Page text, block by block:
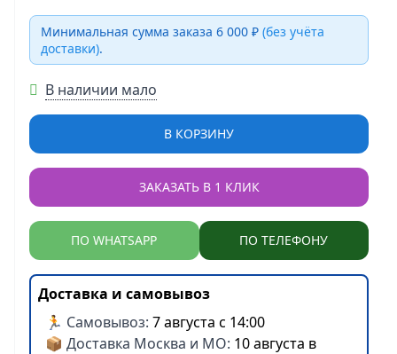
Минимальная сумма заказа 6 000 ₽ (без учёта
доставки).
В наличии мало
В КОРЗИНУ
ЗАКАЗАТЬ В 1 КЛИК
ПО WHATSAPP ПО ТЕЛЕФОНУ
Доставка и самовывоз
🏃 Самовывоз: 7 августа с 14:00
📦 Доставка Москва и МО: 10 августа в